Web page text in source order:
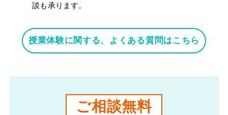
談も承ります。
授業体験に関する、よくある質問はこちら
ご相談無料